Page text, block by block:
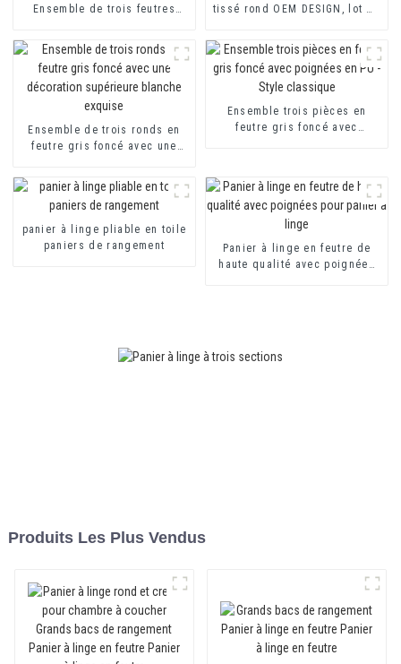
Ensemble de trois feutres
fil de fer
tissé rond OEM DESIGN, lot de
- copie
Ensemble de trois ronds en
feutre gris foncé avec une
blanche exquise
Ensemble trois pièces en
feutre gris foncé avec
panier à linge pliable en toile
paniers de rangement
Panier à linge en feutre de
haute qualité avec poignées
Produits Les Plus Vendus